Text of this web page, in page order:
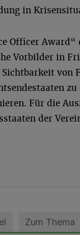
in
Officer
Vorbilder in
von
Für die
der
Zum Thema